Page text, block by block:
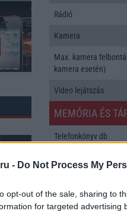
- Do Not Process My
opt-out of the sale, sharing to
for targeted advertising
Rádió
Kamera
Max. kamera
kamera esetén)
Video lejátszás
MEMÓRIA ÉS
Telefonkönyv db
Memória bővíthetőség